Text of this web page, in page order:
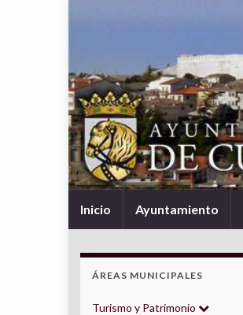
Inicio Ayuntamiento
ÁREAS MUNICIPALES
Turismo y Patrimonio